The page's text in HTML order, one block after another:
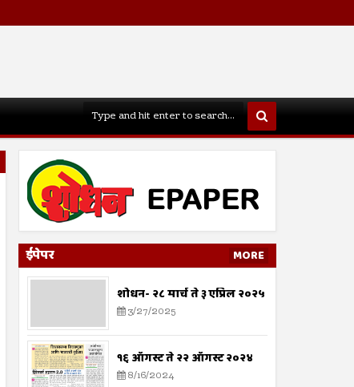
ईपेपर MORE
शोधन- २८ मार्च ते ३ एप्रिल २०२५
3/27/2025
१६ ऑगस्ट ते २२ ऑगस्ट २०२४
8/16/2024